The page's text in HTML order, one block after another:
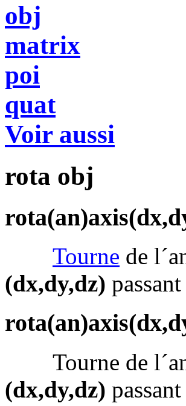
obj
matrix
poi
quat
Voir aussi
rota obj
Tourne de
(dx,dy,dz)
Tourne de
(dx,dy,dz)